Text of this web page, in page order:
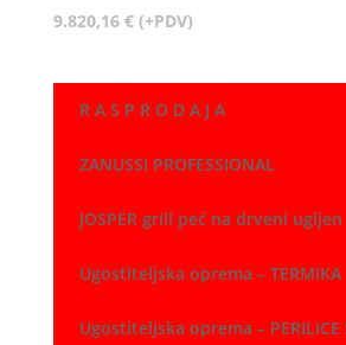
9.820,16 € (+PDV)
R A S P R O D A J A
ZANUSSI PROFESSIONAL
JOSPER grill peć na drveni ugljen
Ugostiteljska oprema – TERMIKA
Ugostiteljska oprema – PERILICE